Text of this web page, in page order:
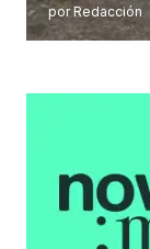
por Redacción